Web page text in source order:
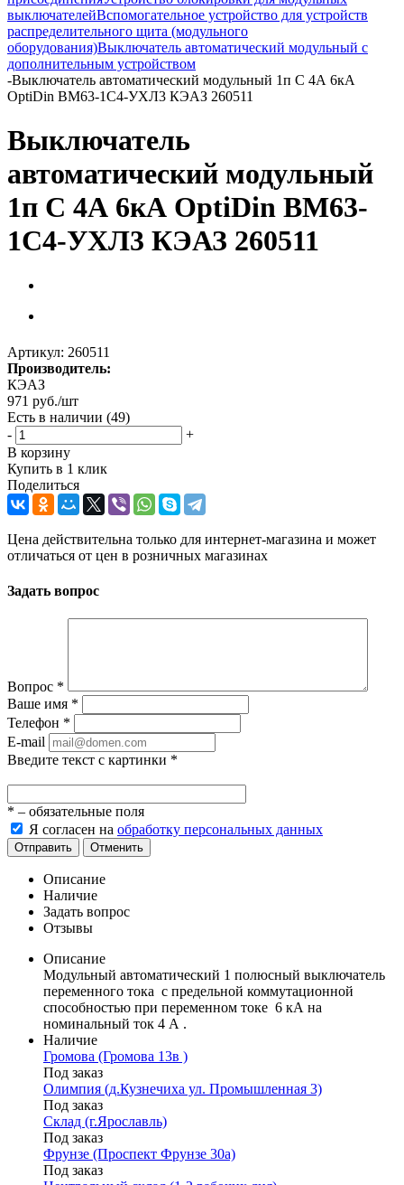
выключателейВспомогательное устройство для устройств
распределительного щита (модульного
оборудования)Выключатель автоматический модульный с
дополнительным устройством
-Выключатель автоматический модульный 1п C 4А 6кА
OptiDin BM63-1C4-УХЛ3 КЭАЗ 260511
Выключатель
автоматический модульный
1п C 4А 6кА OptiDin BM63-
1C4-УХЛ3 КЭАЗ 260511
Артикул: 260511
Производитель:
КЭАЗ
971 руб./шт
Есть в наличии (49)
-
+
В корзину
Купить в 1 клик
Поделиться
Цена действительна только для интернет-магазина и может
отличаться от цен в розничных магазинах
Задать вопрос
Вопрос *
Ваше имя *
Телефон *
E-mail
Введите текст с картинки *
* – обязательные поля
Я согласен на обработку персональных данных
Отправить Отменить
Описание
Наличие
Задать вопрос
Отзывы
Описание
Модульный автоматический 1 полюсный выключатель
переменного тока с предельной коммутационной
способностью при переменном токе 6 кА на
номинальный ток 4 А .
Наличие
Громова (Громова 13в )
Под заказ
Олимпия (д.Кузнечиха ул. Промышленная 3)
Под заказ
Склад (г.Ярославль)
Под заказ
Фрунзе (Проспект Фрунзе 30а)
Под заказ